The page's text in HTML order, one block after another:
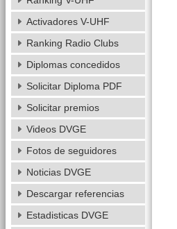
Activadores V-UHF
Ranking Radio Clubs
Diplomas concedidos
Solicitar Diploma PDF
Solicitar premios
Videos DVGE
Fotos de seguidores
Noticias DVGE
Descargar referencias
Estadisticas DVGE